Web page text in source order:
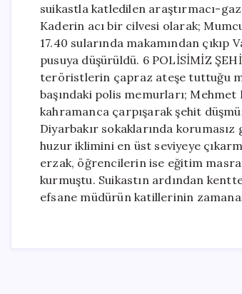
suikastla katledilen araştırmacı-
Kaderin acı bir cilvesi olarak;
17.40 sularında makamından çıkıp
pusuya düşürüldü. 6 POLİSİMİZ
teröristlerin çapraz ateşe tuttuğu
başındaki polis memurları;
kahramanca çarpışarak şehit
Diyarbakır sokaklarında
huzur iklimini en üst seviyeye
erzak, öğrencilerin ise eğitim
kurmuştu. Suikastın ardından
efsane müdürün katillerinin